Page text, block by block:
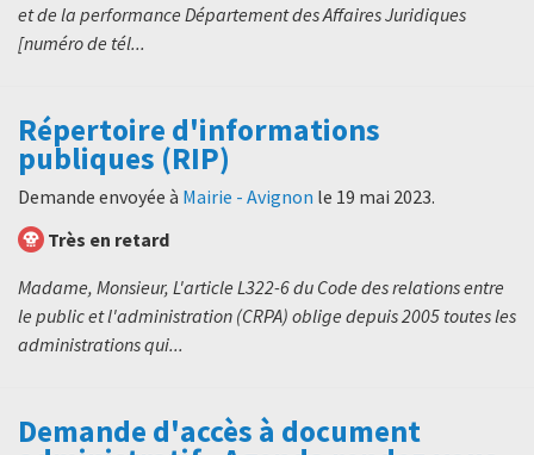
et de la performance Département des Affaires Juridiques
[numéro de tél...
Répertoire d'informations
publiques (RIP)
Demande envoyée à Mairie - Avignon le 19 mai 2023.
Très en retard
Madame, Monsieur, L'article L322-6 du Code des relations entre
le public et l'administration (CRPA) oblige depuis 2005 toutes les
administrations qui...
Demande d'accès à document